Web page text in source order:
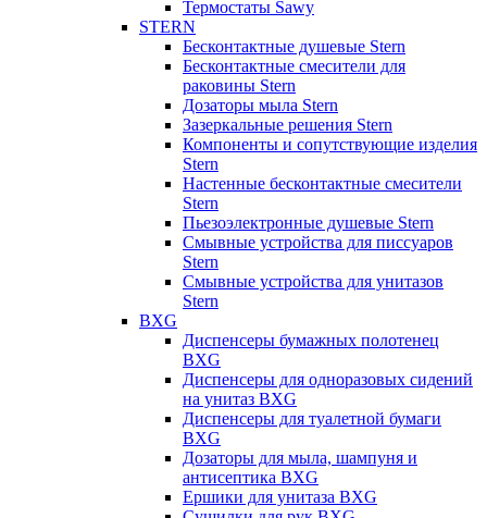
Термостаты Sawy
STERN
Бесконтактные душевые Stern
Бесконтактные смесители для
раковины Stern
Дозаторы мыла Stern
Зазеркальные решения Stern
Компоненты и сопутствующие изделия
Stern
Настенные бесконтактные смесители
Stern
Пьезоэлектронные душевые Stern
Смывные устройства для писсуаров
Stern
Смывные устройства для унитазов
Stern
BXG
Диспенсеры бумажных полотенец
BXG
Диспенсеры для одноразовых сидений
на унитаз BXG
Диспенсеры для туалетной бумаги
BXG
Дозаторы для мыла, шампуня и
антисептика BXG
Ершики для унитаза BXG